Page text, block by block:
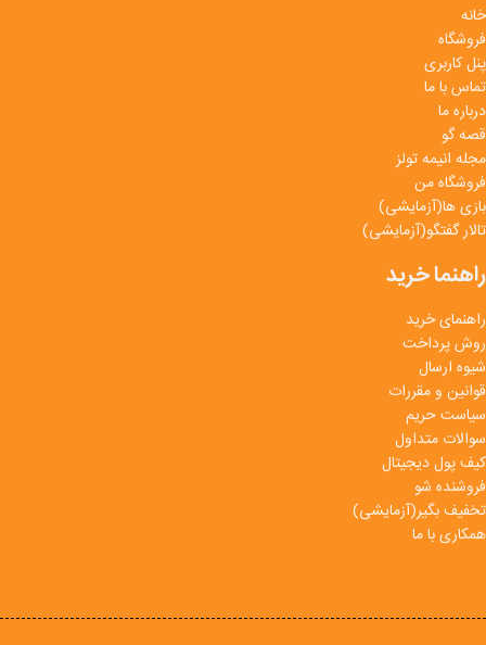
خانه
فروشگاه
پنل کاربری
تماس با ما
درباره ما
قصه گو
مجله انیمه تولز
فروشگاه من
بازی ها(آزمایشی)
تالار گفتگو(آزمایشی)
راهنما خرید
راهنمای خرید
روش پرداخت
شیوه ارسال
قوانین و مقررات
سیاست حریم
سوالات متداول
کیف پول دیجیتال
فروشنده شو
تخفیف بگیر(آزمایشی)
همکاری با ما